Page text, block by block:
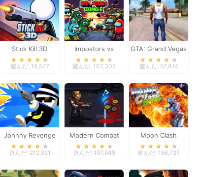
Stick Kill 3D
遊んだ: 16,577
Impostors vs
Zombies: Survival
遊んだ: 107,302
GTA: Grand Vegas
Crime
遊んだ: 57,874
Johnny Revenge
遊んだ: 212,921
Modern Combat
Defense
遊んだ: 197,949
Moon Clash
Heroes
遊んだ: 186,727